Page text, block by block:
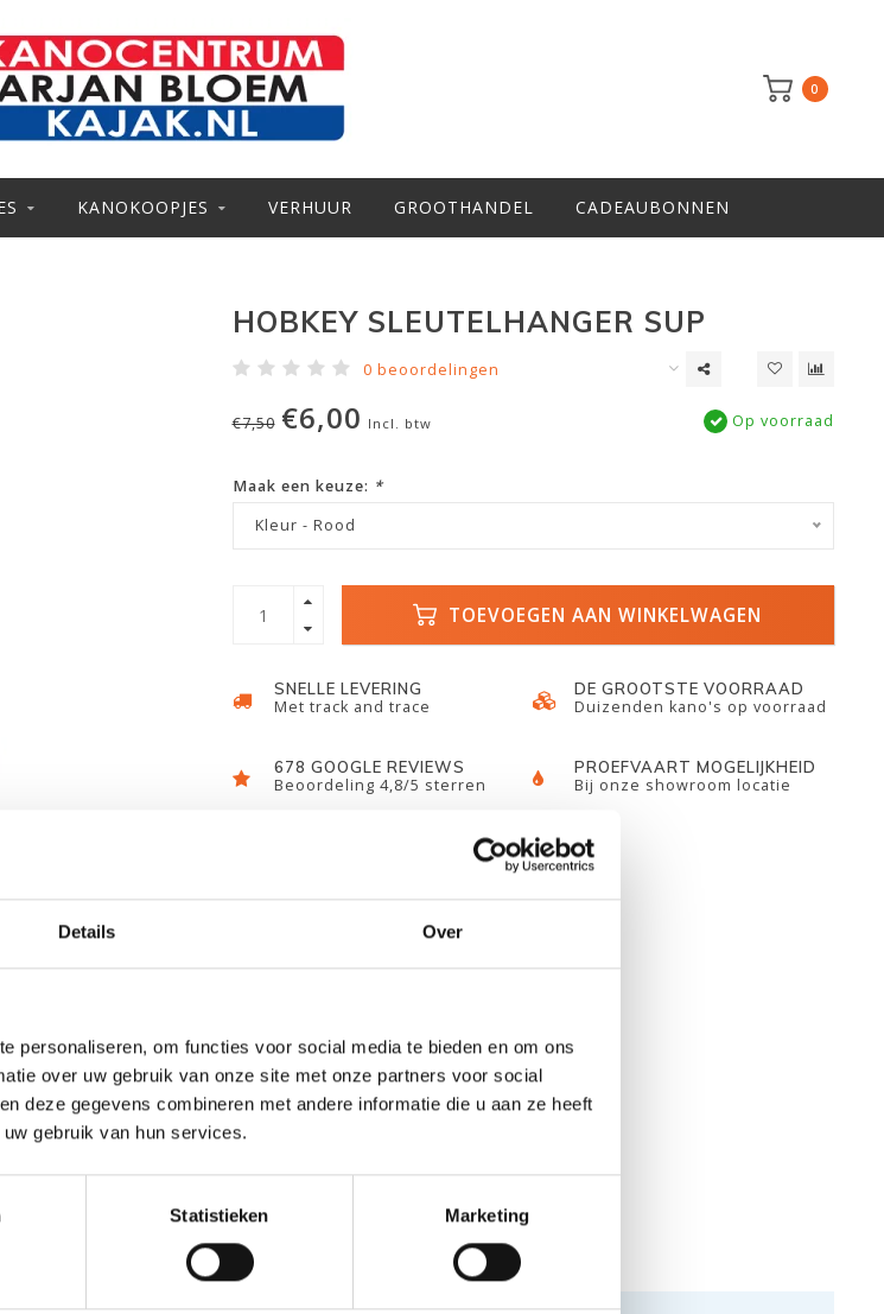
Details Over
personaliseren, om functies voor social media te bieden en om ons
over uw gebruik van onze site met onze partners voor social
deze gegevens combineren met andere informatie die u aan ze heeft
gebruik van hun services.
Statistieken Marketing
0
KANOKOOPJES VERHUUR GROOTHANDEL CADEAUBONNEN
HOBKEY SLEUTELHANGER SUP
0 beoordelingen
€7,50 €6,00 Incl. btw Op voorraad
Maak een keuze: *
Kleur - Rood
TOEVOEGEN AAN WINKELWAGEN
SNELLE LEVERING
Met track and trace
DE GROOTSTE VOORRAAD
Duizenden kano's op voorraad
678 GOOGLE REVIEWS
Beoordeling 4,8/5 sterren
PROEFVAART MOGELIJKHEID
Bij onze showroom locatie